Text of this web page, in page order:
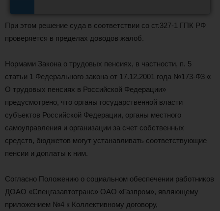
При этом решение суда в соответствии со ст.327-1 ГПК РФ
проверяется в пределах доводов жалоб.
Нормами Закона о трудовых пенсиях, в частности, п. 5
статьи 1 Федерального закона от 17.12.2001 года №173-Ф3 «
О трудовых пенсиях в Российской Федерации»
предусмотрено, что органы государственной власти
субъектов Российской Федерации, органы местного
самоуправления и организации за счет собственных
средств, бюджетов могут устанавливать соответствующие
пенсии и доплаты к ним.
Согласно Положению о социальном обеспечении работников
ДОАО «Спецгазавтотранс» ОАО «Газпром», являющему
приложением №4 к Коллективному договору,